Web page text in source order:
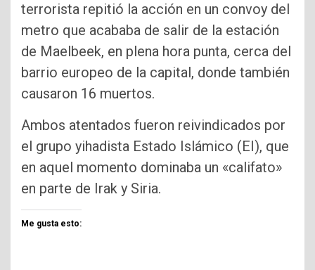
terrorista repitió la acción en un convoy del
metro que acababa de salir de la estación
de Maelbeek, en plena hora punta, cerca del
barrio europeo de la capital, donde también
causaron 16 muertos.
Ambos atentados fueron reivindicados por
el grupo yihadista Estado Islámico (EI), que
en aquel momento dominaba un «califato»
en parte de Irak y Siria.
Me gusta esto: